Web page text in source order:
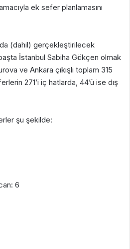
ek sefer planlamasını
(dahil) gerçekleştirilecek
İstanbul Sabiha Gökçen olmak
ve Ankara çıkışlı toplam 315
271’i iç hatlarda, 44’ü ise dış
şu şekilde:
6